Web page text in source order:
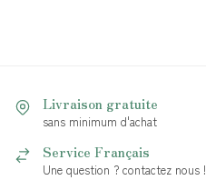
Livraison gratuite
sans minimum d'achat
Service Français
Une question ? contactez nous !